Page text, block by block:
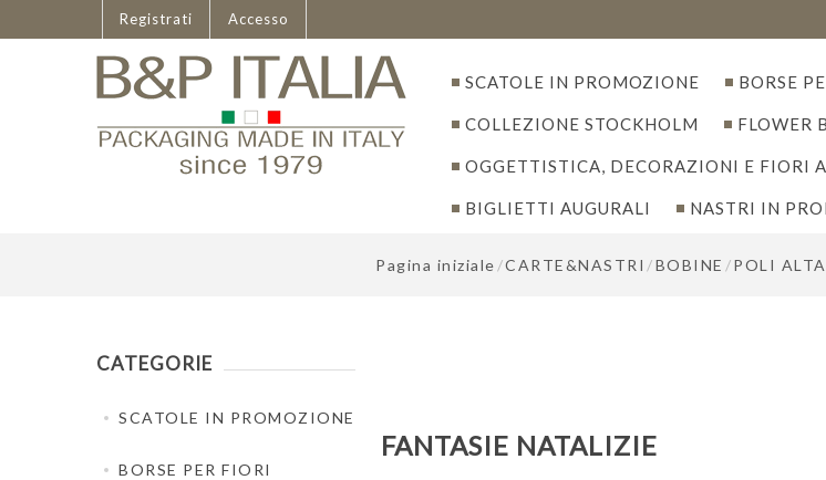
Registrati Accesso
SCATOLE IN PROMOZIONE BORSE
COLLEZIONE STOCKHOLM FLOWER
OGGETTISTICA, DECORAZIONI E FIORI
BIGLIETTI AUGURALI NASTRI IN
Pagina iniziale /CARTE&NASTRI /BOBINE /POLI
FANTASIE NATALIZIE
CATEGORIE
SCATOLE IN PROMOZIONE
BORSE PER FIORI